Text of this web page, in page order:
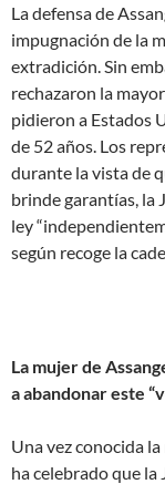
La defensa de
impugnación de la
extradición. Sin
rechazaron la
pidieron a Estados
de 52 años. Los
durante la vista de
brinde garantías, la
ley
según recoge la
La mujer de
a abandonar este
Una vez conocida
ha celebrado que